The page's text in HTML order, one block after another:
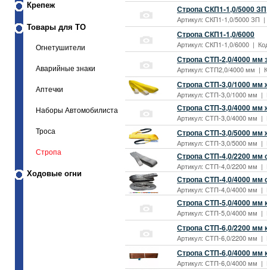
Крепеж
Товары для ТО
Огнетушители
Аварийные знаки
Аптечки
Наборы Автомобилиста
Троса
Стропа
Ходовые огни
Стропа СКП1-1,0/5000 ЗП
Артикул: СКП1-1,0/5000 ЗП
Стропа СКП1-1,0/6000
Артикул: СКП1-1,0/6000 |
Стропа СТП-2,0/4000 мм
Артикул: СТП2,0/4000 мм |
Стропа СТП-3,0/1000 мм
Артикул: СТП-3,0/1000 мм |
Стропа СТП-3,0/4000 мм
Артикул: СТП-3,0/4000 мм |
Стропа СТП-3,0/5000 мм
Артикул: СТП-3,0/5000 мм |
Стропа СТП-4,0/2200 мм
Артикул: СТП-4,0/2200 мм |
Стропа СТП-4,0/4000 мм
Артикул: СТП-4,0/4000 мм |
Стропа СТП-5,0/4000 мм
Артикул: СТП-5,0/4000 мм |
Стропа СТП-6,0/2200 мм
Артикул: СТП-6,0/2200 мм |
Стропа СТП-6,0/4000 мм
Артикул: СТП-6,0/4000 мм |